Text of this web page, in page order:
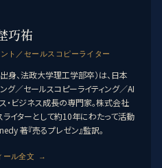
巧祐
ト／セールスコピーライター
身、法政大学理工学部卒）は、日本
グ／セールスコピーライティング／AI
・ビジネス成長の専門家。株式会社
イターとして約10年にわたって活動
著『売るプレゼン』監訳。
ール全文 →